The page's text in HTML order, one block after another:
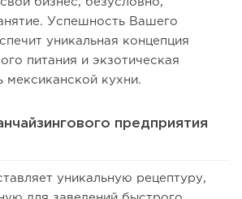
бизнес, безусловно,
Успешность Вашего
уникальная концепция
питания и экзотическая
мексиканской кухни.
предприятия
уникальную рецептуру,